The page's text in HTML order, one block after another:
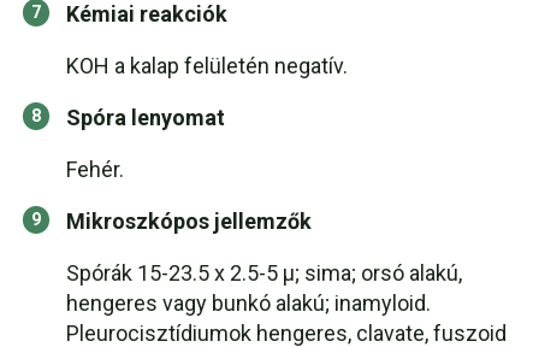
Kémiai reakciók
KOH a kalap felületén negatív.
Spóra lenyomat
Fehér.
Mikroszkópos jellemzők
Spórák 15-23.5 x 2.5-5 µ; sima; orsó alakú,
hengeres vagy bunkó alakú; inamyloid.
Pleurocisztídiumok hengeres, clavate, fuszoid